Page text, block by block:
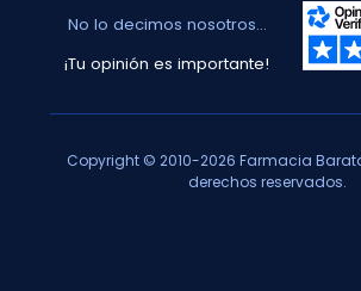
No lo decimos nosotros...
¡Tu opinión es importante!
Copyright © 2010-2026 Farmacia
derechos reservados.